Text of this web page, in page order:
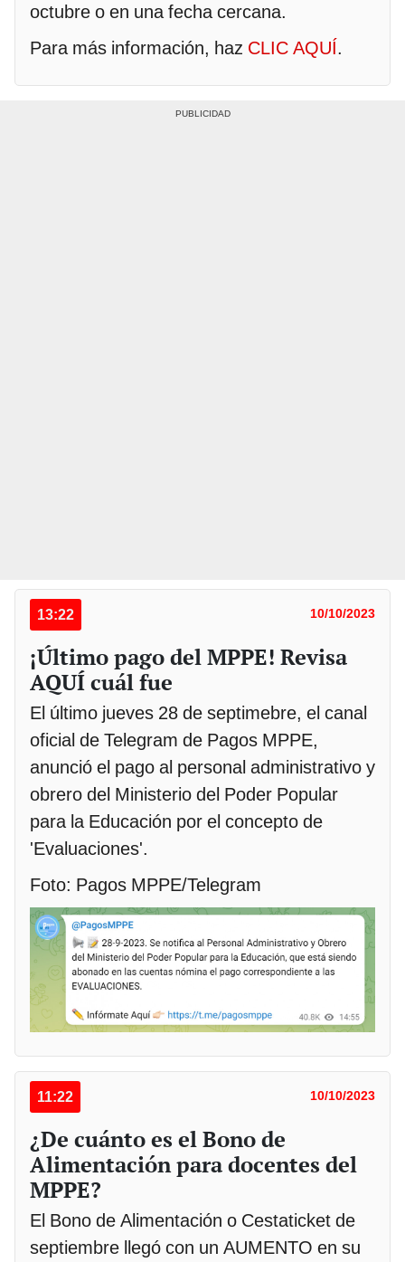
octubre o en una fecha cercana.
Para más información, haz CLIC AQUÍ.
13:22 10/10/2023
¡Último pago del MPPE! Revisa
AQUÍ cuál fue
El último jueves 28 de septimebre, el canal
oficial de Telegram de Pagos MPPE,
anunció el pago al personal administrativo y
obrero del Ministerio del Poder Popular
para la Educación por el concepto de
'Evaluaciones'.
Foto: Pagos MPPE/Telegram
11:22 10/10/2023
¿De cuánto es el Bono de
Alimentación para docentes del
MPPE?
El Bono de Alimentación o Cestaticket de
septiembre llegó con un AUMENTO en su